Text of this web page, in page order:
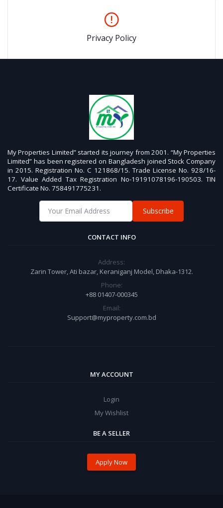
Privacy Policy
My Properties Limited” started its journey from 2001. “My Properties
Limited” has been registered on Bangladesh joined Stock Company
in 2015. Registration No. C 121868/15. Trade License No. 928/16-
17. Value Added Tax Registration No-19191078196-190503. TIN
Certificate No. 758491775231.
Subscribe
CONTACT INFO
Address:
Zarin Tower, Ati bazar, Keraniganj Model, Dhaka-1312.
Phone:
+88 01407-000345
Email:
Support@myproperty.com.bd
MY ACCOUNT
Login
My Wishlist
BE A SELLER
Apply Now